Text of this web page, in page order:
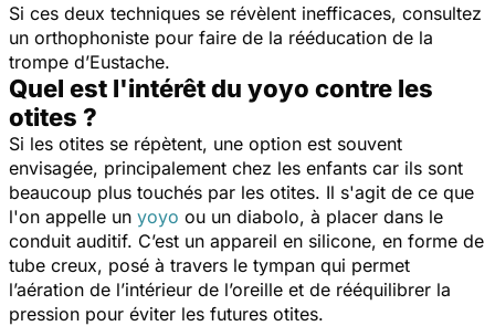
Si ces deux techniques se révèlent inefficaces, consultez
un orthophoniste pour faire de la rééducation de la
trompe d’Eustache.
Quel est l'intérêt du yoyo contre les
otites ?
Si les otites se répètent, une option est souvent
envisagée, principalement chez les enfants car ils sont
beaucoup plus touchés par les otites. Il s'agit de ce que
l'on appelle un yoyo ou un diabolo, à placer dans le
conduit auditif. C’est un appareil en silicone, en forme de
tube creux, posé à travers le tympan qui permet
l’aération de l’intérieur de l’oreille et de rééquilibrer la
pression pour éviter les futures otites.